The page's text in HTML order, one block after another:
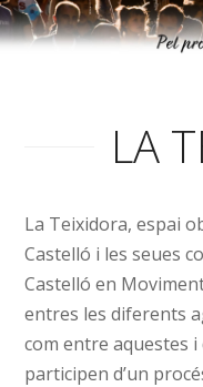
LA
La Teixidora, espai
Castelló i les seues
Castelló en
entres les diferents
com entre aquestes i
participen d’un